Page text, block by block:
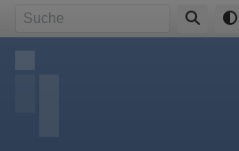
Direkt
Inhalt